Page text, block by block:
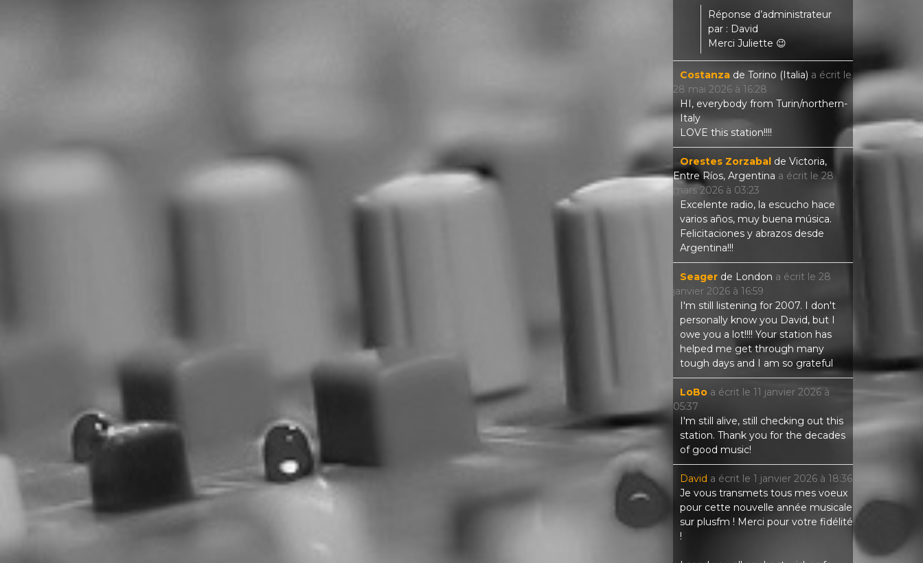
Réponse d’administrateur
par : David
Merci Juliette 😉
Costanza de Torino (Italia) a écrit le
28 mai 2026 à 16:28
HI, everybody from Turin/northern-
Italy
LOVE this station!!!!
Orestes Zorzabal de Victoria,
Entre Ríos, Argentina a écrit le 28
mars 2026 à 03:23
Excelente radio, la escucho hace
varios años, muy buena música.
Felicitaciones y abrazos desde
Argentina!!!
Seager de London a écrit le 28
janvier 2026 à 16:59
I'm still listening for 2007. I don't
personally know you David, but I
owe you a lot!!!! Your station has
helped me get through many
tough days and I am so grateful
LoBo a écrit le 11 janvier 2026 à
05:37
I'm still alive, still checking out this
station. Thank you for the decades
of good music!
David a écrit le 1 janvier 2026 à 18:36
Je vous transmets tous mes voeux
pour cette nouvelle année musicale
sur plusfm ! Merci pour votre fidélité
!